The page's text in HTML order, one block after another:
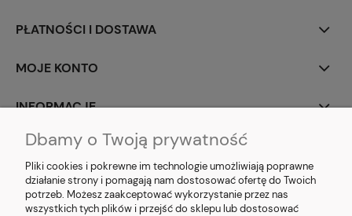
PŁATNOŚCI I DOSTAWA
MOJE KONTO
INFORMACJE
SOCIAL MEDIA
Dbamy o Twoją prywatność
Pliki cookies i pokrewne im technologie umożliwiają poprawne
działanie strony i pomagają nam dostosować ofertę do Twoich
potrzeb. Możesz zaakceptować wykorzystanie przez nas
wszystkich tych plików i przejść do sklepu lub dostosować